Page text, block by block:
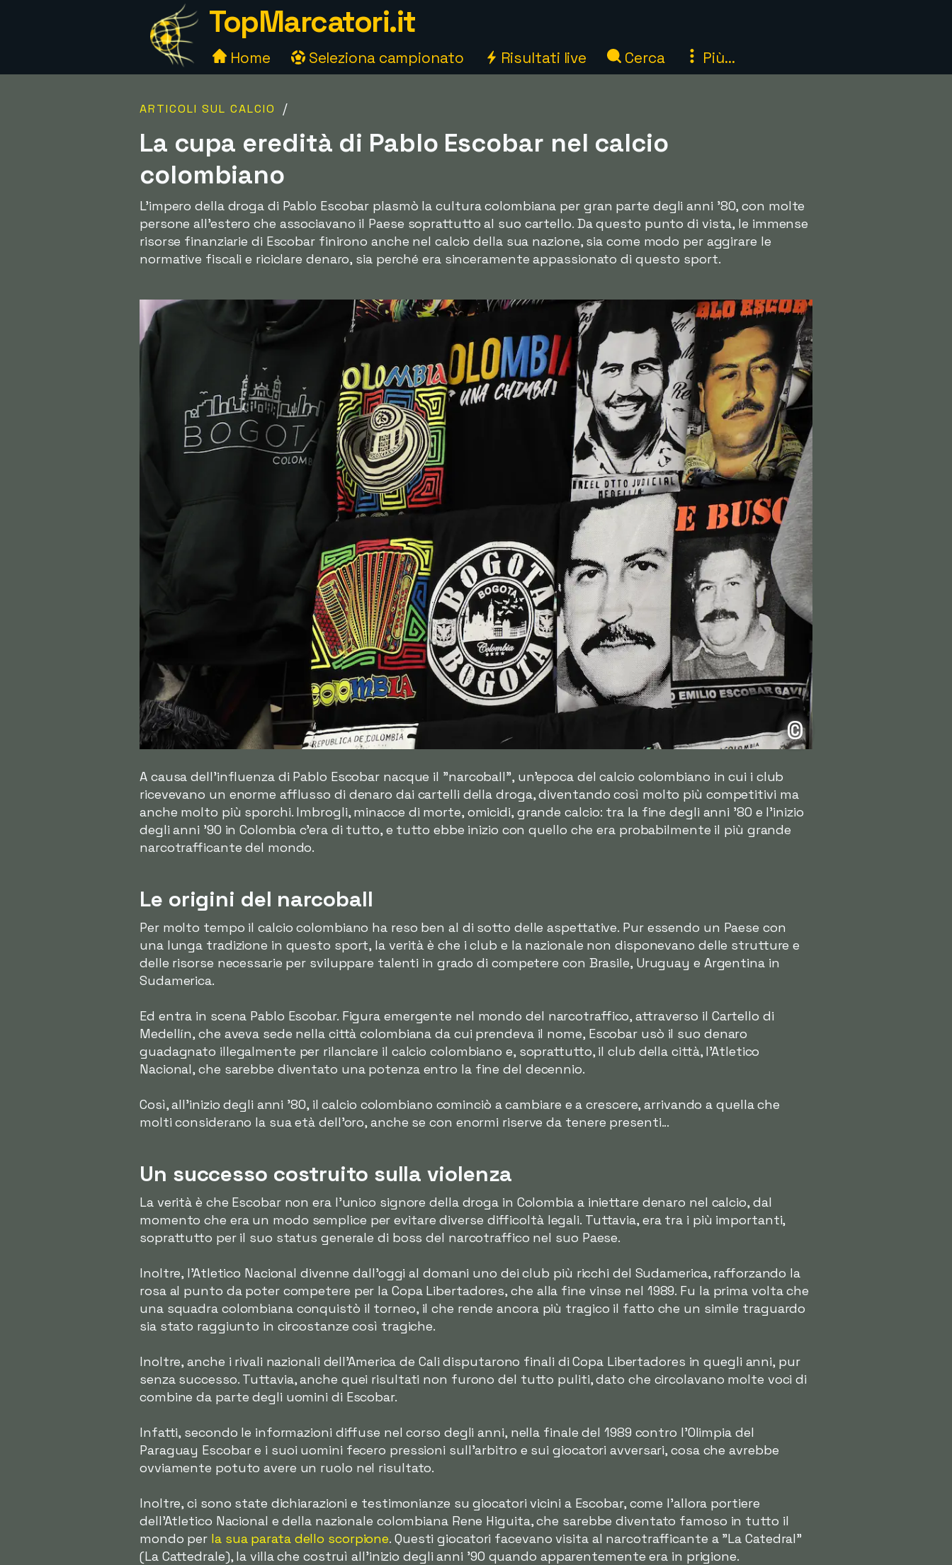
TopMarcatori.it
Home Seleziona campionato Risultati live Cerca Più...
ARTICOLI SUL CALCIO /
La cupa eredità di Pablo Escobar nel calcio
colombiano
L'impero della droga di Pablo Escobar plasmò la cultura colombiana per gran parte degli anni '80, con molte
persone all'estero che associavano il Paese soprattutto al suo cartello. Da questo punto di vista, le immense
risorse finanziarie di Escobar finirono anche nel calcio della sua nazione, sia come modo per aggirare le
normative fiscali e riciclare denaro, sia perché era sinceramente appassionato di questo sport.
©
A causa dell'influenza di Pablo Escobar nacque il "narcoball", un'epoca del calcio colombiano in cui i club
ricevevano un enorme afflusso di denaro dai cartelli della droga, diventando così molto più competitivi ma
anche molto più sporchi. Imbrogli, minacce di morte, omicidi, grande calcio: tra la fine degli anni '80 e l'inizio
degli anni '90 in Colombia c'era di tutto, e tutto ebbe inizio con quello che era probabilmente il più grande
narcotrafficante del mondo.
Le origini del narcoball
Per molto tempo il calcio colombiano ha reso ben al di sotto delle aspettative. Pur essendo un Paese con
una lunga tradizione in questo sport, la verità è che i club e la nazionale non disponevano delle strutture e
delle risorse necessarie per sviluppare talenti in grado di competere con Brasile, Uruguay e Argentina in
Sudamerica.
Ed entra in scena Pablo Escobar. Figura emergente nel mondo del narcotraffico, attraverso il Cartello di
Medellín, che aveva sede nella città colombiana da cui prendeva il nome, Escobar usò il suo denaro
guadagnato illegalmente per rilanciare il calcio colombiano e, soprattutto, il club della città, l'Atletico
Nacional, che sarebbe diventato una potenza entro la fine del decennio.
Così, all'inizio degli anni '80, il calcio colombiano cominciò a cambiare e a crescere, arrivando a quella che
molti considerano la sua età dell'oro, anche se con enormi riserve da tenere presenti...
Un successo costruito sulla violenza
La verità è che Escobar non era l'unico signore della droga in Colombia a iniettare denaro nel calcio, dal
momento che era un modo semplice per evitare diverse difficoltà legali. Tuttavia, era tra i più importanti,
soprattutto per il suo status generale di boss del narcotraffico nel suo Paese.
Inoltre, l'Atletico Nacional divenne dall'oggi al domani uno dei club più ricchi del Sudamerica, rafforzando la
rosa al punto da poter competere per la Copa Libertadores, che alla fine vinse nel 1989. Fu la prima volta che
una squadra colombiana conquistò il torneo, il che rende ancora più tragico il fatto che un simile traguardo
sia stato raggiunto in circostanze così tragiche.
Inoltre, anche i rivali nazionali dell'America de Cali disputarono finali di Copa Libertadores in quegli anni, pur
senza successo. Tuttavia, anche quei risultati non furono del tutto puliti, dato che circolavano molte voci di
combine da parte degli uomini di Escobar.
Infatti, secondo le informazioni diffuse nel corso degli anni, nella finale del 1989 contro l'Olimpia del
Paraguay Escobar e i suoi uomini fecero pressioni sull'arbitro e sui giocatori avversari, cosa che avrebbe
ovviamente potuto avere un ruolo nel risultato.
Inoltre, ci sono state dichiarazioni e testimonianze su giocatori vicini a Escobar, come l'allora portiere
dell'Atletico Nacional e della nazionale colombiana Rene Higuita, che sarebbe diventato famoso in tutto il
mondo per la sua parata dello scorpione. Questi giocatori facevano visita al narcotrafficante a "La Catedral"
(La Cattedrale), la villa che costruì all'inizio degli anni '90 quando apparentemente era in prigione.